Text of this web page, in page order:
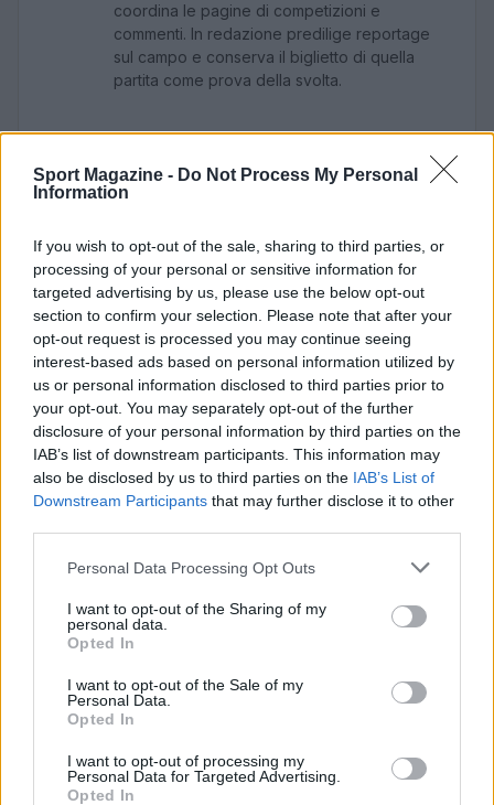
Sport Magazine - Do Not Process My Personal
Information
If you wish to opt-out of the sale, sharing to third parties, or
processing of your personal or sensitive information for
targeted advertising by us, please use the below opt-out
section to confirm your selection. Please note that after your
opt-out request is processed you may continue seeing
interest-based ads based on personal information utilized by
us or personal information disclosed to third parties prior to
your opt-out. You may separately opt-out of the further
disclosure of your personal information by third parties on the
IAB’s list of downstream participants. This information may
also be disclosed by us to third parties on the IAB’s List of
Downstream Participants that may further disclose it to other
Please note that this website/app uses one or more Google
not limited to your visit or usage behaviour. You may click to
grant or deny consent to Google and its third-party tags to
use your data for below specified purposes in below Google
consent section.
Personal Data Processing Opt Outs
I want to opt-out of the Sharing of my
personal data.
Opted In
I want to opt-out of the Sale of my
Personal Data.
Opted In
I want to opt-out of processing my
Personal Data for Targeted Advertising.
Opted In
coordina le pagine di competizioni e
commenti. In redazione predilige reportage
sul campo e conserva il biglietto di quella
partita come prova della svolta.
Continua a leggere
ESPORTS